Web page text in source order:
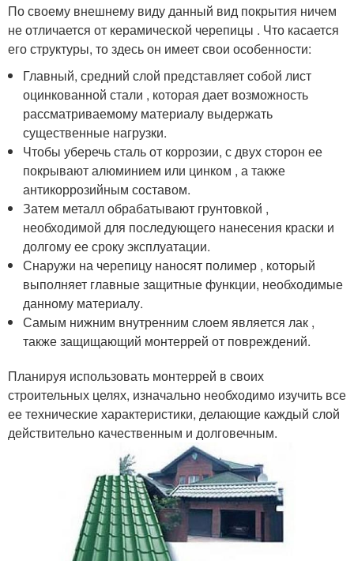
По своему внешнему виду данный вид покрытия ничем
не отличается от керамической черепицы . Что касается
его структуры, то здесь он имеет свои особенности:
Главный, средний слой представляет собой лист
оцинкованной стали , которая дает возможность
рассматриваемому материалу выдержать
существенные нагрузки.
Чтобы уберечь сталь от коррозии, с двух сторон ее
покрывают алюминием или цинком , а также
антикоррозийным составом.
Затем металл обрабатывают грунтовкой ,
необходимой для последующего нанесения краски и
долгому ее сроку эксплуатации.
Снаружи на черепицу наносят полимер , который
выполняет главные защитные функции, необходимые
данному материалу.
Самым нижним внутренним слоем является лак ,
также защищающий монтеррей от повреждений.
Планируя использовать монтеррей в своих
строительных целях, изначально необходимо изучить все
ее технические характеристики, делающие каждый слой
действительно качественным и долговечным.